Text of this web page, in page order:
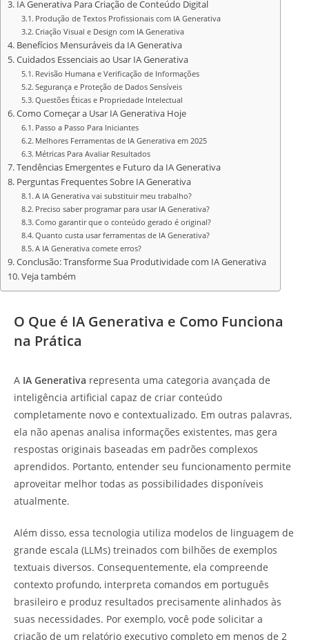
IA Generativa Para Criação de Conteúdo Digital
Produção de Textos Profissionais com IA Generativa
Criação Visual e Design com IA Generativa
Benefícios Mensuráveis da IA Generativa
Cuidados Essenciais ao Usar IA Generativa
Revisão Humana e Verificação de Informações
Segurança e Proteção de Dados Sensíveis
Questões Éticas e Propriedade Intelectual
Como Começar a Usar IA Generativa Hoje
Passo a Passo Para Iniciantes
Melhores Ferramentas de IA Generativa em 2025
Métricas Para Avaliar Resultados
Tendências Emergentes e Futuro da IA Generativa
Perguntas Frequentes Sobre IA Generativa
A IA Generativa vai substituir meu trabalho?
Preciso saber programar para usar IA Generativa?
Como garantir que o conteúdo gerado é original?
Quanto custa usar ferramentas de IA Generativa?
A IA Generativa comete erros?
Conclusão: Transforme Sua Produtividade com IA Generativa
Veja também
O Que é IA Generativa e Como Funciona
na Prática
A IA Generativa representa uma categoria avançada de
inteligência artificial capaz de criar conteúdo
completamente novo e contextualizado. Em outras palavras,
ela não apenas analisa informações existentes, mas gera
respostas originais baseadas em padrões complexos
aprendidos. Portanto, entender seu funcionamento permite
aproveitar melhor todas as possibilidades disponíveis
atualmente.
Além disso, essa tecnologia utiliza modelos de linguagem de
grande escala (LLMs) treinados com bilhões de exemplos
textuais diversos. Consequentemente, ela compreende
contexto profundo, interpreta comandos em português
brasileiro e produz resultados precisamente alinhados às
suas necessidades. Por exemplo, você pode solicitar a
criação de um relatório executivo completo em menos de 2